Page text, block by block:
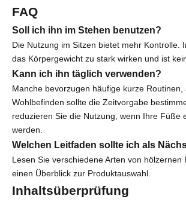
FAQ
Soll ich ihn im Stehen benutzen?
Die Nutzung im Sitzen bietet mehr Kontrolle.
das Körpergewicht zu stark wirken und ist
Kann ich ihn täglich verwenden?
Manche bevorzugen häufige kurze Routinen,
Wohlbefinden sollte die Zeitvorgabe
reduzieren Sie die Nutzung, wenn Ihre Füße
werden.
Welchen Leitfaden sollte ich als
Lesen Sie verschiedene Arten von hölzernen
einen Überblick zur Produktauswahl.
Inhaltsüberprüfung